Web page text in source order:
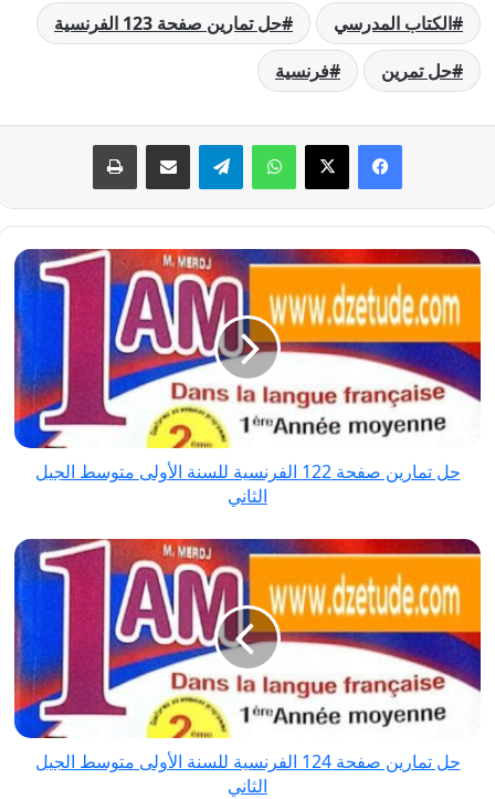
الكتاب المدرسي
حل تمارين صفحة 123 الفرنسية
حل تمرين
فرنسية
فيسبوك
‫X واتسابتيلقراممشاركة عبر البريد طباعة
حل
تمارين
صفحة
122
الفرنسية
للسنة
الأولى
الجيل
حل تمارين صفحة 122 الفرنسية للسنة الأولى متوسط الجيل
الثاني
حل
تمارين
صفحة
124
الفرنسية
للسنة
الأولى
الجيل
حل تمارين صفحة 124 الفرنسية للسنة الأولى متوسط الجيل
الثاني